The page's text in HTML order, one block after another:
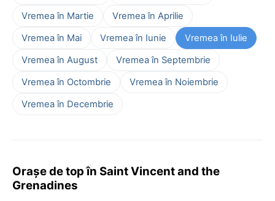
Vremea în Martie
Vremea în Aprilie
Vremea în Mai
Vremea în Iunie
Vremea în Iulie
Vremea în August
Vremea în Septembrie
Vremea în Octombrie
Vremea în Noiembrie
Vremea în Decembrie
Orașe de top în Saint Vincent and the
Grenadines